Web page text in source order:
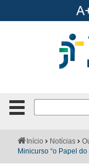
Ir
Botão
de
clique
Institucional
Formulários
Você
está
Início Notícias
Minicurso “o Papel